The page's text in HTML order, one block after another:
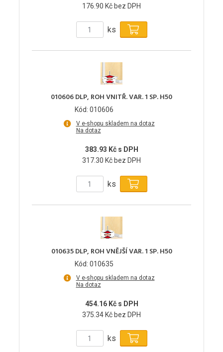
176.90 Kč bez DPH
ks
010606 DLP, ROH VNITŘ. VAR. 1 SP. H50
Kód: 010606
V e-shopu skladem na dotaz
Na dotaz
383.93 Kč s DPH
317.30 Kč bez DPH
ks
010635 DLP, ROH VNĚJŠÍ VAR. 1 SP. H50
Kód: 010635
V e-shopu skladem na dotaz
Na dotaz
454.16 Kč s DPH
375.34 Kč bez DPH
ks